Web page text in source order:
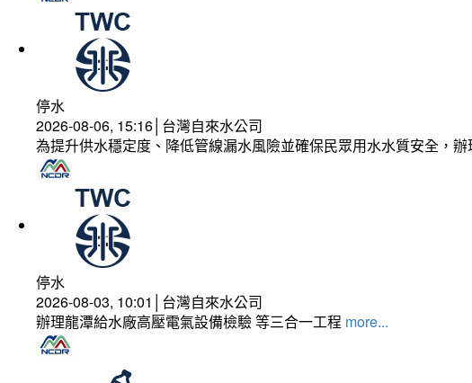
停水
2026-08-06, 15:16│台灣自來水公司
為提升供水穩定度、降低管線漏水風險並確保民眾用水水質安全，
停水
2026-08-03, 10:01│台灣自來水公司
辦理龍潭給水廠高壓電氣設備檢驗 等三合一工程 more...